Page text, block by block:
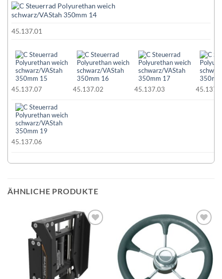
45.137.01
45.137.07 45.137.02 45.137.03
45.137.06
ÄHNLICHE PRODUKTE
Auf die
Wunschliste
Auf die
Wunschliste